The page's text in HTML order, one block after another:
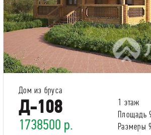
Дом из бруса
Д-108
1738500 р.
1 этаж
Площадь
Размеры